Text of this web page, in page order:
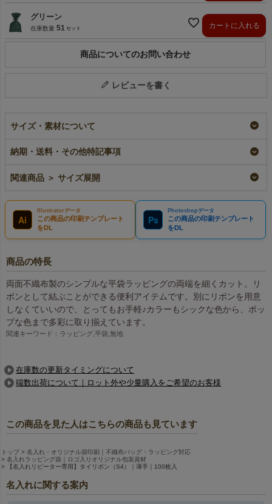
グリーン
在庫数量 51 カートに入れる
商品についてのお問い合わせ
レビューを書く
サイズ・素材について
納期・送料・その他特記事項
関連商品 ＞ サイズ展開
Ai
Illustratorデータ
この商品の印刷テンプレート
をDL
Ps
Photoshopデータ
この商品の印刷テンプレート
をDL
商品の特長
両面不織布製のシンプルな平袋ラッピングの両端を細くカット。リ
ボンとして結ぶことができる便利アイテムです。別にリボンを用意
しなくていいので、とってもお手軽♪カラーもシックな色から、ポッ
プな色まで多彩に取り揃えています。
関連キーワード：ラッピング,平袋,無地
在庫数の更新タイミングについて
端数出荷について｜ロット外や少量購入をご希望のお客様
この商品を見た人はこちらの商品も見ています
トップ
名入れ・オリジナル袋印刷｜不織布バッグ・ラッピング対応
名入れラッピング袋｜ロゴ入りオリジナル包装資材
【名入れリピーター専用】タイリボン（S4）｜薄手｜100枚入
名入れに関する案内